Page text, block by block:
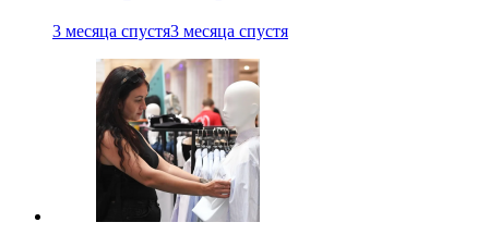
3 месяца спустя3 месяца спустя